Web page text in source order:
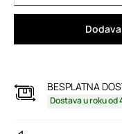
BESPLATNA
Dostava u roku od